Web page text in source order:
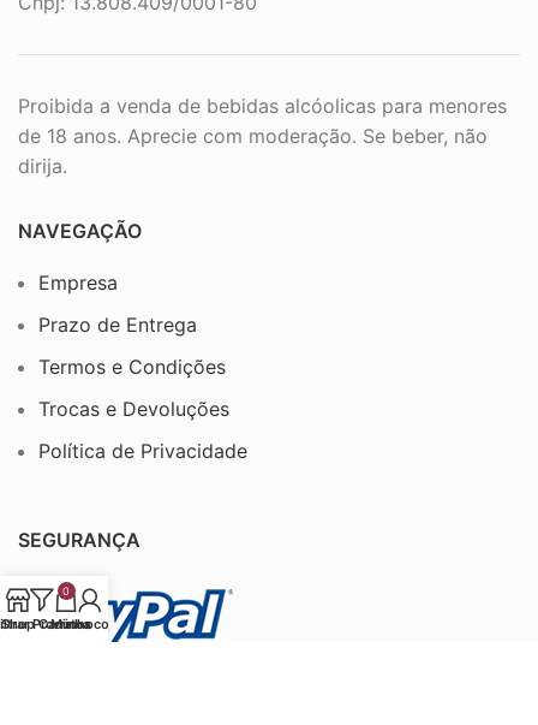
Proibida a venda de bebidas alcóolicas para menores
de 18 anos. Aprecie com moderação. Se beber, não
dirija.
NAVEGAÇÃO
Empresa
Prazo de Entrega
Termos e Condições
Trocas e Devoluções
Política de Privacidade
SEGURANÇA
ShopProdutos
0
Carrinho
Minha conta